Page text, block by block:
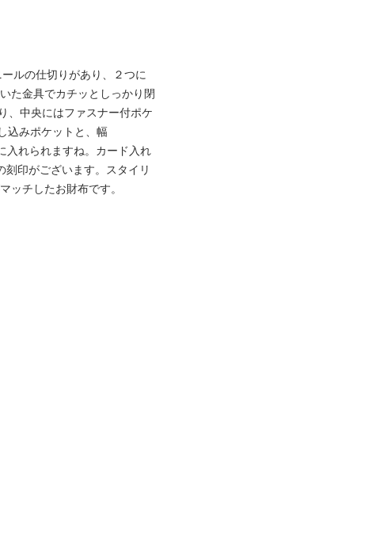
ルの仕切りがあり、２つに
た金具でカチッとしっかり閉
、中央にはファスナー付ポケ
込みポケットと、幅
入れられますね。カード入れ
印がございます。スタイリ
ッチしたお財布です。